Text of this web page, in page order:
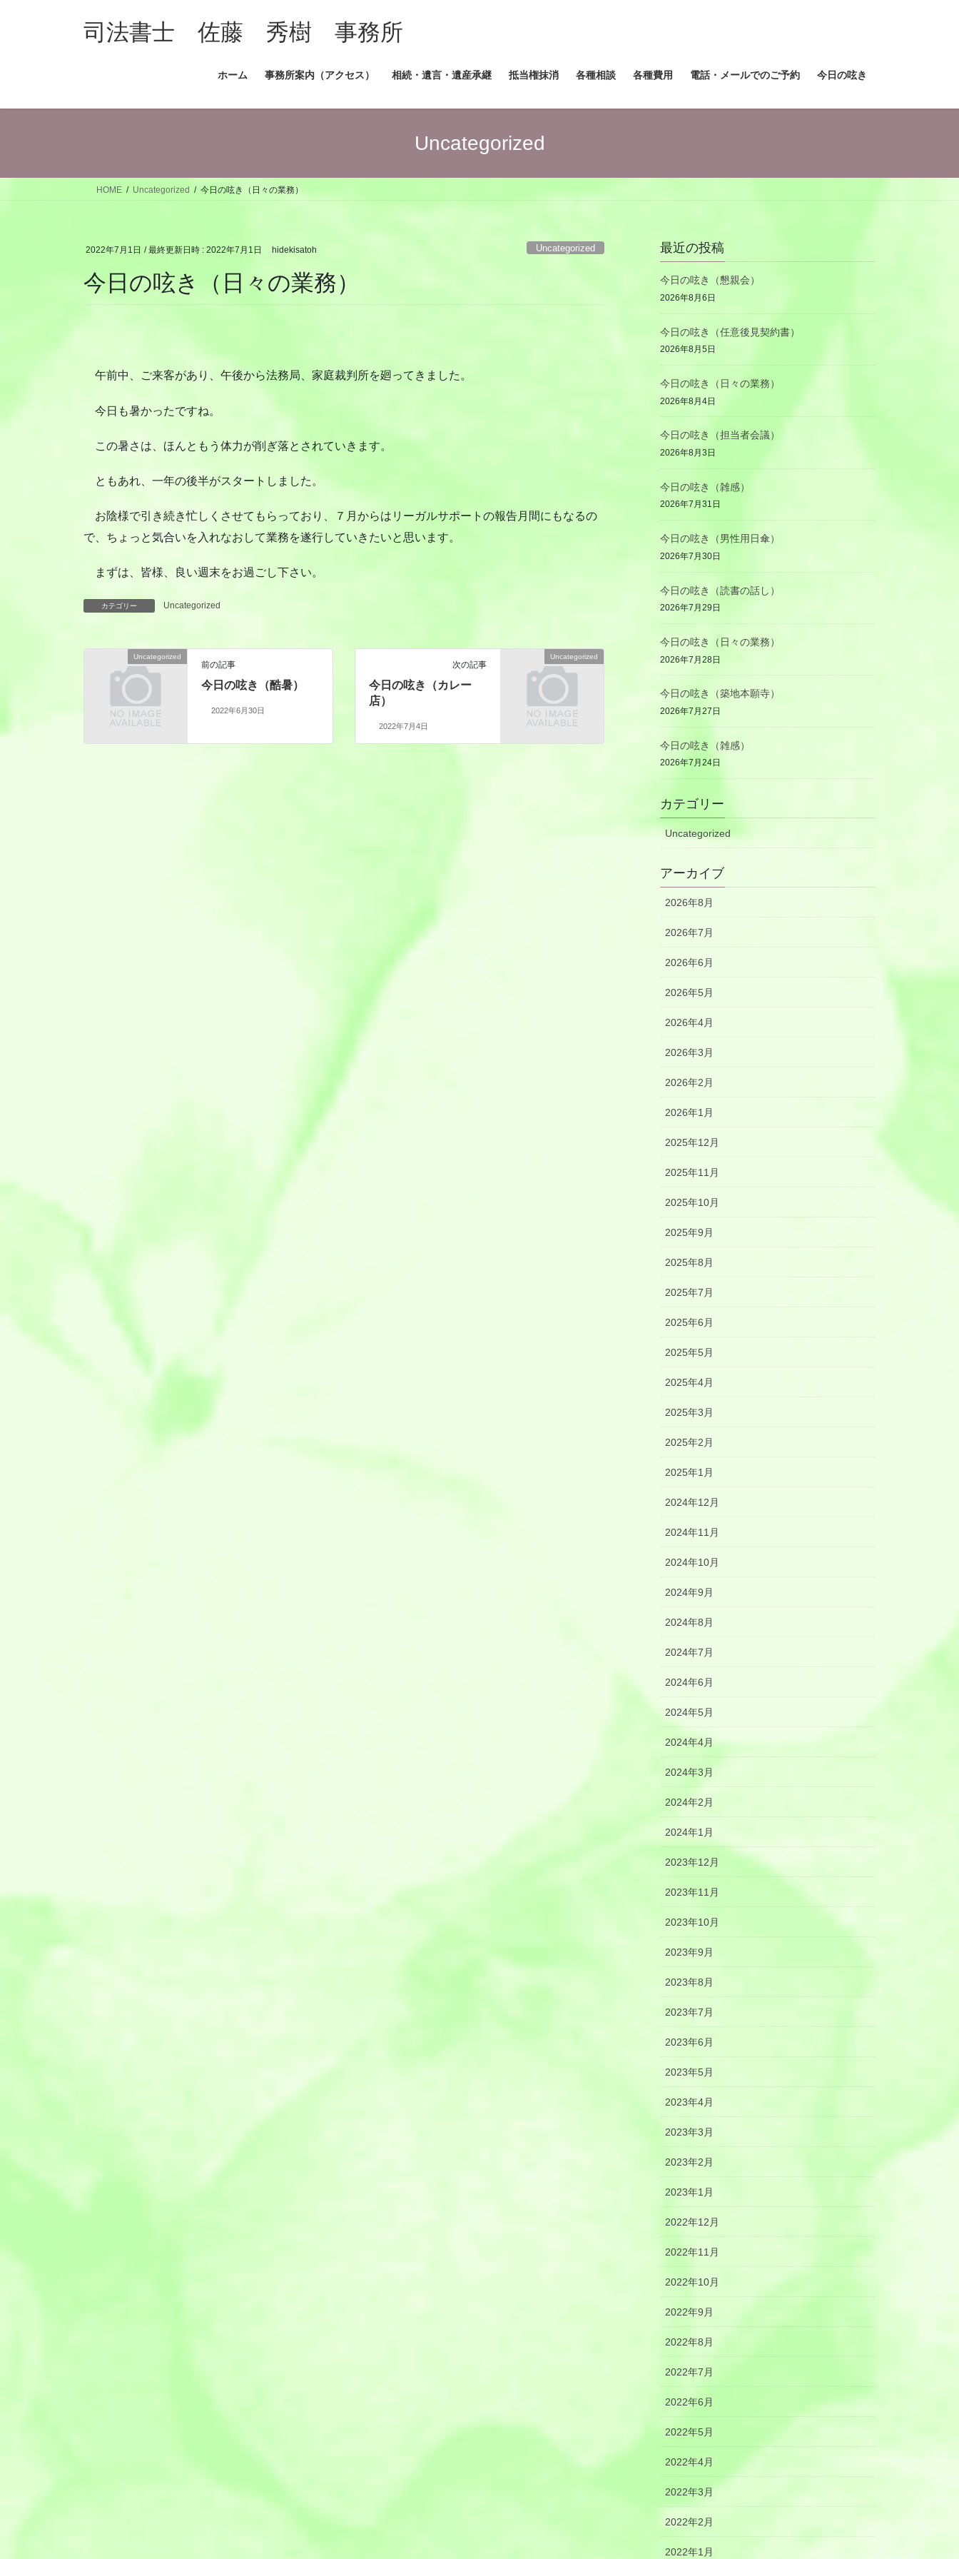
ス
ン
司法書士 佐藤 秀樹 事務所
ホーム 事務所案内（アクセス） 相続・遺言・遺産承継 抵当権抹消 各種相談 各種費用 電話・メールでのご予約 今日の呟き
Uncategorized
HOME Uncategorized 今日の呟き（日々の業務）
2022年7月1日 / 最終更新日時 : 2022年7月1日 hidekisatoh Uncategorized
今日の呟き（日々の業務）
午前中、ご来客があり、午後から法務局、家庭裁判所を廻ってきました。
今日も暑かったですね。
この暑さは、ほんともう体力が削ぎ落とされていきます。
ともあれ、一年の後半がスタートしました。
お陰様で引き続き忙しくさせてもらっており、７月からはリーガルサポートの報告月間にもなるの
で、ちょっと気合いを入れなおして業務を遂行していきたいと思います。
まずは、皆様、良い週末をお過ごし下さい。
カテゴリー Uncategorized
Uncategorized
前の記事
今日の呟き（酷暑）
2022年6月30日
Uncategorized
次の記事
今日の呟き（カレー
店）
2022年7月4日
最近の投稿
今日の呟き（懇親会）
2026年8月6日
今日の呟き（任意後見契約書）
2026年8月5日
今日の呟き（日々の業務）
2026年8月4日
今日の呟き（担当者会議）
2026年8月3日
今日の呟き（雑感）
2026年7月31日
今日の呟き（男性用日傘）
2026年7月30日
今日の呟き（読書の話し）
2026年7月29日
今日の呟き（日々の業務）
2026年7月28日
今日の呟き（築地本願寺）
2026年7月27日
今日の呟き（雑感）
2026年7月24日
カテゴリー
Uncategorized
アーカイブ
2026年8月
2026年7月
2026年6月
2026年5月
2026年4月
2026年3月
2026年2月
2026年1月
2025年12月
2025年11月
2025年10月
2025年9月
2025年8月
2025年7月
2025年6月
2025年5月
2025年4月
2025年3月
2025年2月
2025年1月
2024年12月
2024年11月
2024年10月
2024年9月
2024年8月
2024年7月
2024年6月
2024年5月
2024年4月
2024年3月
2024年2月
2024年1月
2023年12月
2023年11月
2023年10月
2023年9月
2023年8月
2023年7月
2023年6月
2023年5月
2023年4月
2023年3月
2023年2月
2023年1月
2022年12月
2022年11月
2022年10月
2022年9月
2022年8月
2022年7月
2022年6月
2022年5月
2022年4月
2022年3月
2022年2月
2022年1月